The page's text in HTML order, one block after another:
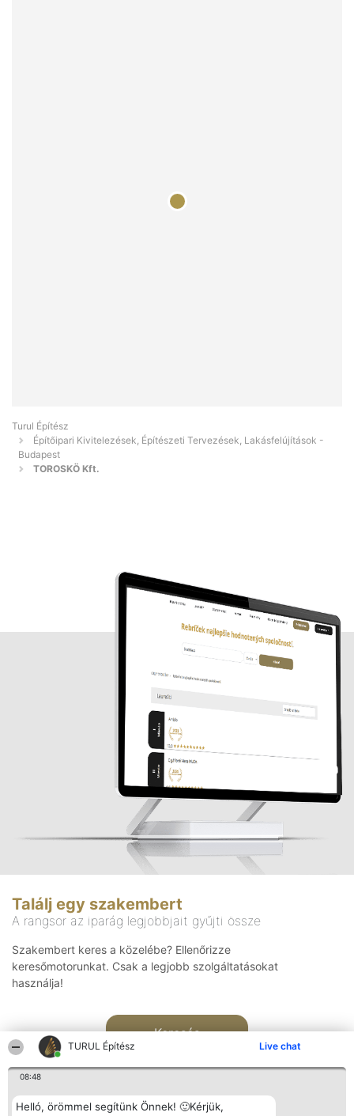
TURUL Építész Live chat
08:48
Helló, örömmel segítünk Önnek! 🙂Kérjük,
Turul Építész
Építőipari Kivitelezések, Építészeti Tervezések, Lakásfelújítások -
Budapest
TOROSKÖ Kft.
Találj egy szakembert
A rangsor az iparág legjobbjait gyűjti össze
Szakembert keres a közelébe? Ellenőrizze
keresőmotorunkat. Csak a legjobb szolgáltatásokat
használja!
Keresés